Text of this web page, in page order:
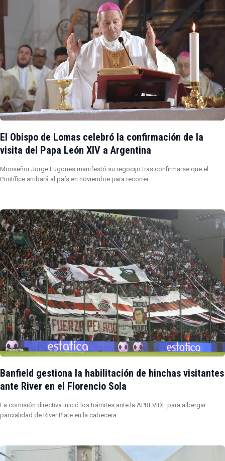
El Obispo de Lomas celebró la confirmación de la
visita del Papa León XIV a Argentina
Monseñor Jorge Lugones manifestó su regocijo tras confirmarse que el
Pontífice arribará al país en noviembre para recorrer…
Banfield gestiona la habilitación de hinchas visitantes
ante River en el Florencio Sola
La comisión directiva inició los trámites ante la APREVIDE para albergar
parcialidad de River Plate en la cabecera…